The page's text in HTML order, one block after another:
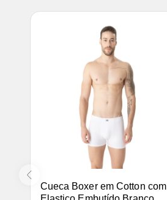
Cueca Boxer em Cotton com